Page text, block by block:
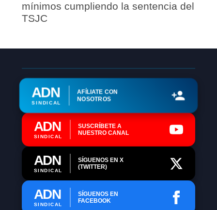
mínimos cumpliendo la sentencia del
TSJC
ADN
SINDICAL
AFÍLIATE CON
NOSOTROS
ADN
SINDICAL
SUSCRÍBETE A
NUESTRO CANAL
ADN
SINDICAL
SÍGUENOS EN X
(TWITTER)
ADN
SINDICAL
SÍGUENOS EN
FACEBOOK